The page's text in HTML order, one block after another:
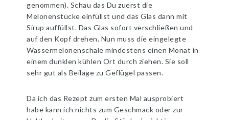
genommen). Schau das Du zuerst die
Melonenstücke einfüllst und das Glas dann mit
Sirup auffüllst. Das Glas sofort verschließen und
auf den Kopf drehen. Nun muss die eingelegte
Wassermelonenschale mindestens einen Monat in
einem dunklen kühlen Ort durch ziehen. Sie soll
sehr gut als Beilage zu Geflügel passen.
Da ich das Rezept zum ersten Mal ausprobiert
habe kann ich nichts zum Geschmack oder zur